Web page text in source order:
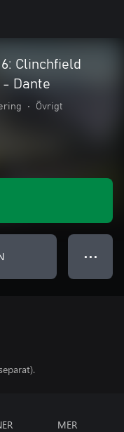
Clinchfield
- Dante
• Övrigt
● ● ●
MER